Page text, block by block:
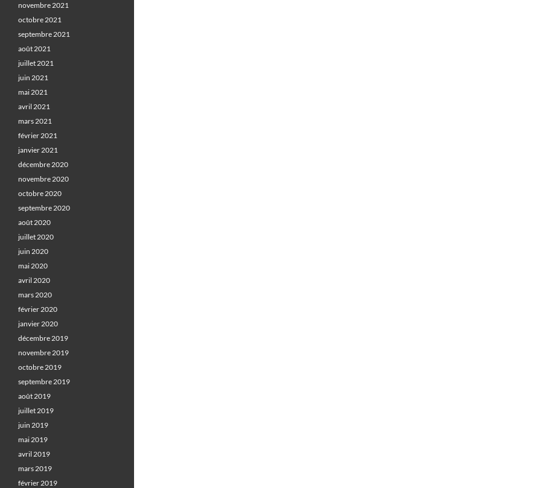
novembre 2021
octobre 2021
septembre 2021
août 2021
juillet 2021
juin 2021
mai 2021
avril 2021
mars 2021
février 2021
janvier 2021
décembre 2020
novembre 2020
octobre 2020
septembre 2020
août 2020
juillet 2020
juin 2020
mai 2020
avril 2020
mars 2020
février 2020
janvier 2020
décembre 2019
novembre 2019
octobre 2019
septembre 2019
août 2019
juillet 2019
juin 2019
mai 2019
avril 2019
mars 2019
février 2019